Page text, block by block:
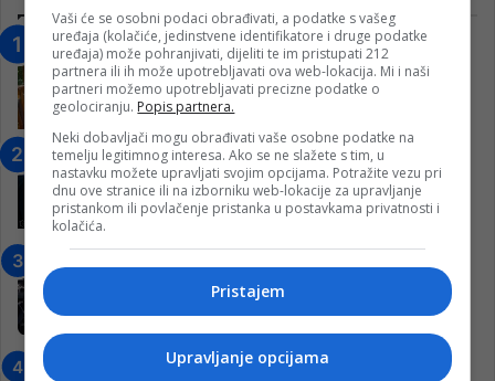
“Obrazovanje gradi BiH-Jovan Divjak“
– Konjic je u posljednje 22 godine imao
25 ​​stipendista
15. Februara 2023.
Nogometaši Igmana iznenadili
Konjičanke cvijećem i besplatnim
ulazom na utakmicu
Jablanica: “Budi mi prijatelj” –
Pokrenuta kampanja za izgradnju
9. Jula 2024.
Neretva zavijena u crno
Vaši će se osobni podaci obrađivati, a podatke s vašeg
uređaja (kolačiće, jedinstvene identifikatore i druge podatke
uređaja) može pohranjivati, dijeliti te im pristupati 212
partnera ili ih može upotrebljavati ova web-lokacija. Mi i naši
partneri možemo upotrebljavati precizne podatke o
geolociranju. Popis partnera.
Neki dobavljači mogu obrađivati vaše osobne podatke na
temelju legitimnog interesa. Ako se ne slažete s tim, u
nastavku možete upravljati svojim opcijama. Potražite vezu pri
dnu ove stranice ili na izborniku web-lokacije za upravljanje
pristankom ili povlačenje pristanka u postavkama privatnosti i
kolačića.
Pristajem
Upravljanje opcijama